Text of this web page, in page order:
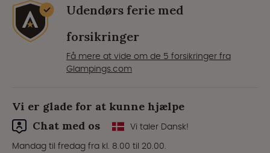
Udendørs ferie med
forsikringer
Få mere at vide om de 5 forsikringer fra
Glampings.com
Vi er glade for at kunne hjælpe
Chat med os
Vi taler Dansk!
Mandag til fredag fra kl. 8.00 til 20.00.